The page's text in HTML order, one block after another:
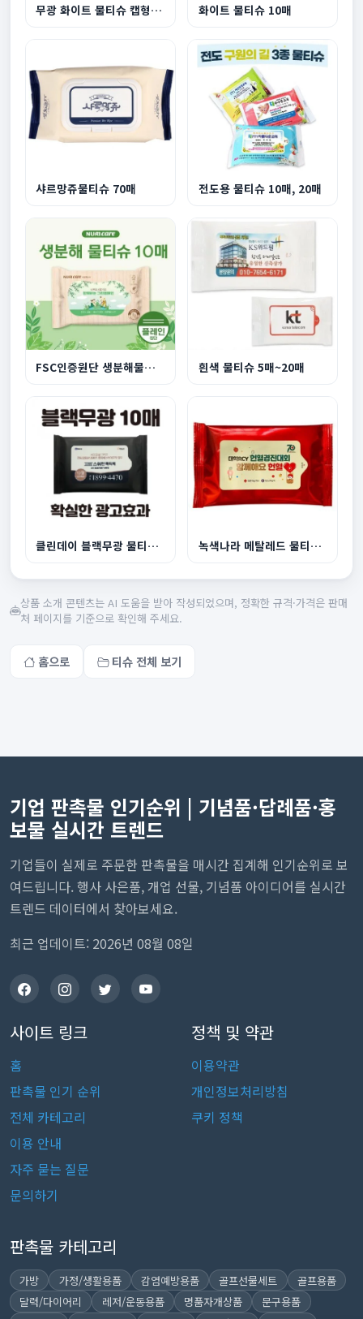
무광 화이트 물티슈 캡형 20매~30매 화이트 물티슈 10매
샤르망쥬물티슈 70매 전도용 물티슈 10매, 20매
FSC인증원단 생분해물티슈10매 플레인원단 흰색 물티슈 5매~20매
클린데이 블랙무광 물티슈 10매 녹색나라 메탈레드 물티슈 10매,20매
상품 소개 콘텐츠는 AI 도움을 받아 작성되었으며, 정확한 규격·가격은 판매
처 페이지를 기준으로 확인해 주세요.
홈으로 티슈 전체 보기
기업 판촉물 인기순위 | 기념품·답례품·홍
보물 실시간 트렌드
기업들이 실제로 주문한 판촉물을 매시간 집계해 인기순위로 보
여드립니다. 행사 사은품, 개업 선물, 기념품 아이디어를 실시간
트렌드 데이터에서 찾아보세요.
최근 업데이트: 2026년 08월 08일
사이트 링크
홈
판촉물 인기 순위
전체 카테고리
이용 안내
자주 묻는 질문
문의하기
정책 및 약관
이용약관
개인정보처리방침
쿠키 정책
판촉물 카테고리
가방 가정/생활용품 감염예방용품 골프선물세트
골프용품
달력/다이어리
레저/운동용품 명품자개상품
문구용품